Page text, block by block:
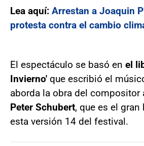
Lea aquí: Arrestan a Joaquin
protesta contra el cambio
El espectáculo se basó en el
Invierno' que escribió el
aborda la obra del compositor
Peter Schubert, que es el
esta versión 14 del festival.